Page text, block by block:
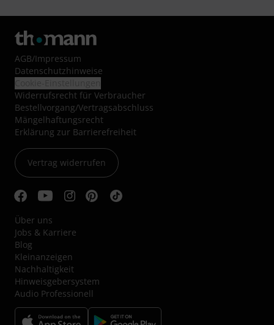
AGB/Impressum
Datenschutzhinweise
Widerrufsrecht für Verbraucher
Bestellvorgang/Vertragsabschluss
Mängelhaftungsrecht
Erklärung zur Barrierefreiheit
Vertrag widerrufen
Über uns
Jobs & Karriere
Blog
Kleinanzeigen
Nachhaltigkeit
Hinweisgebersystem
Audio Professionell